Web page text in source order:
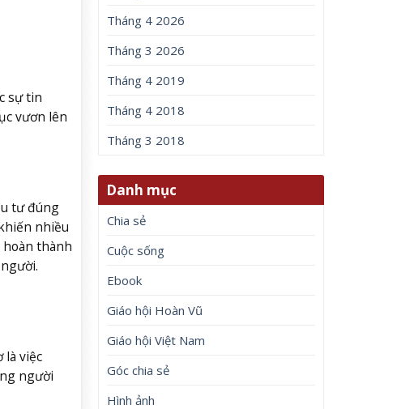
sự tin
vươn lên
tư đúng
nhiều
thành
là việc
người
Tháng 4 2026
Tháng 3 2026
Tháng 4 2019
Tháng 4 2018
Tháng 3 2018
Danh mục
Chia sẻ
Cuộc sống
Ebook
Giáo hội Hoàn Vũ
Giáo hội Việt Nam
Góc chia sẻ
Hình ảnh